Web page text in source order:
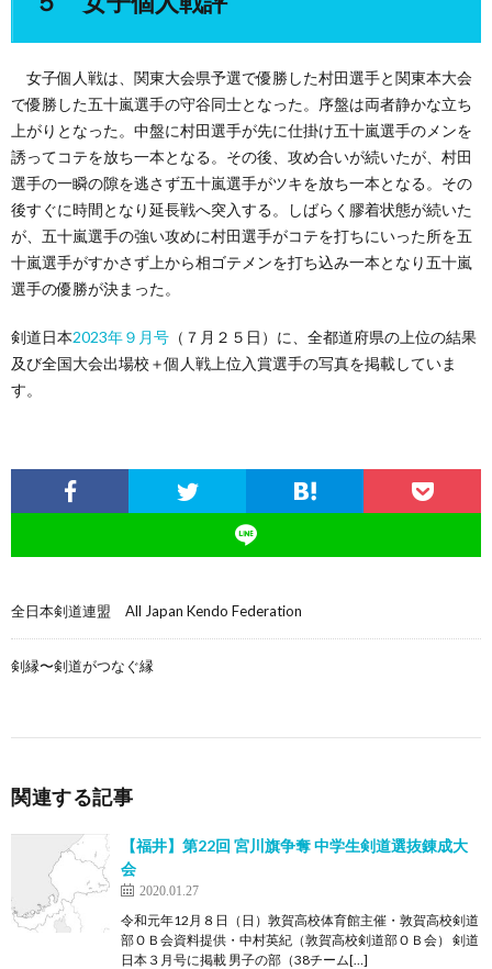
女子個人戦は、関東大会県予選で優勝した村田選手と関東本大会
で優勝した五十嵐選手の守谷同士となった。序盤は両者静かな立ち
上がりとなった。中盤に村田選手が先に仕掛け五十嵐選手のメンを
誘ってコテを放ち一本となる。その後、攻め合いが続いたが、村田
選手の一瞬の隙を逃さず五十嵐選手がツキを放ち一本となる。その
後すぐに時間となり延長戦へ突入する。しばらく膠着状態が続いた
が、五十嵐選手の強い攻めに村田選手がコテを打ちにいった所を五
十嵐選手がすかさず上から相ゴテメンを打ち込み一本となり五十嵐
選手の優勝が決まった。
剣道日本2023年９月号 （７月２５日）に、全都道府県の上位の結果
及び全国大会出場校＋個人戦上位入賞選手の写真を掲載していま
す。
全日本剣道連盟 All Japan Kendo Federation
剣縁〜剣道がつなぐ縁
関連する記事
【福井】第22回 宮川旗争奪 中学生剣道選抜錬成大
会
2020.01.27
令和元年12月８日（日）敦賀高校体育館主催・敦賀高校剣道
部ＯＢ会資料提供・中村英紀（敦賀高校剣道部ＯＢ会） 剣道
日本３月号に掲載 男子の部（38チーム[…]